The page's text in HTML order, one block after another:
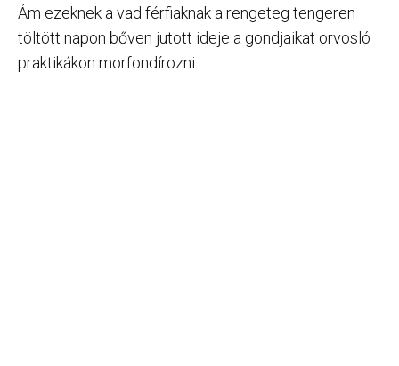
Ám ezeknek a vad férfiaknak a rengeteg tengeren
töltött napon bőven jutott ideje a gondjaikat orvosló
praktikákon morfondírozni.